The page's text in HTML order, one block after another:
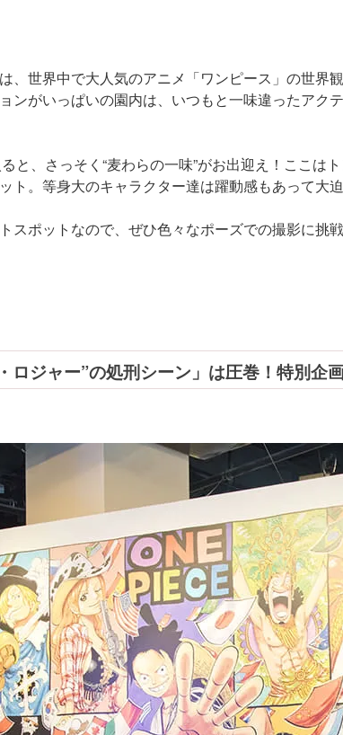
、世界中で大人気のアニメ「ワンピース」の世界
ンがいっぱいの園内は、いつもと一味違ったアク
と、さっそく“麦わらの一味”がお出迎え！ここは
ト。等身大のキャラクター達は躍動感もあって大迫
スポットなので、ぜひ色々なポーズでの撮影に挑戦
ロジャー”の処刑シーン」は圧巻！特別企